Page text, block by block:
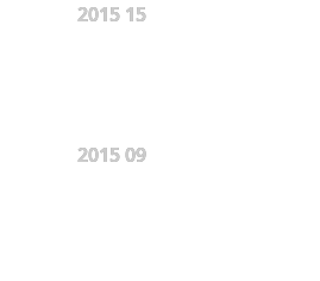
2015 15
2015 09